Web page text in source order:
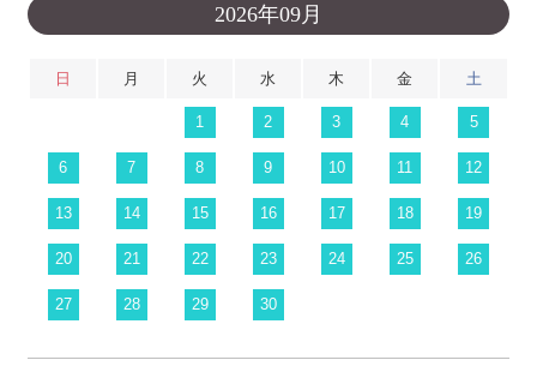
2026年09月
日 月 火 水 木 金 土
1 2 3 4 5
6 7 8 9 10 11 12
13 14 15 16 17 18 19
20 21 22 23 24 25 26
27 28 29 30